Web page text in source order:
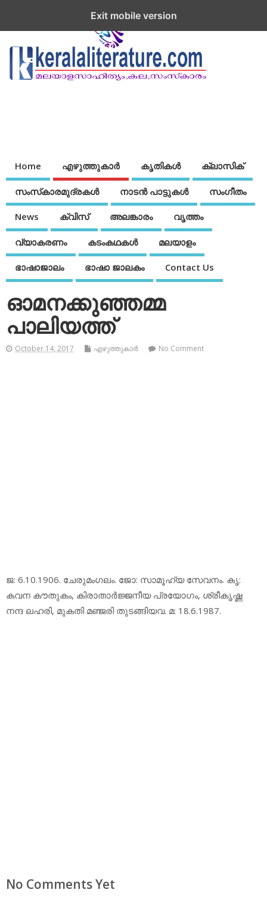
Home എഴുത്തുകാര്‍ കൃതികൾ ക്ലാസിക്
സംസ്‌കാരമുദ്രകള്‍ നാടന്‍ പാട്ടുകള്‍ സംഗീതം
News ക്വിസ് അലങ്കാരം വൃത്തം
വ്യാകരണം കടംകഥകള്‍ മലയാളം
ഭാഷാജാലം ഭാഷാ ജാലകം Contact Us
ഓമനക്കുഞ്ഞമ്മ
പാലിയത്ത്
October 14, 2017 എഴുത്തുകാര്‍ No Comment
ജ: 6.10.1906. ചേരുമംഗലം. ജോ: സാമൂഹ്യ സേവനം. കൃ:
കവന കൗതുകം, കിരാതാര്‍ജ്ജനീയ പ്രയോഗം, ശ്രീകൃഷ്ണ
നന്ദ ലഹരി, മുകതി മഞ്ജരി തുടങ്ങിയവ. മ: 18.6.1987.
No Comments Yet
Exit mobile version